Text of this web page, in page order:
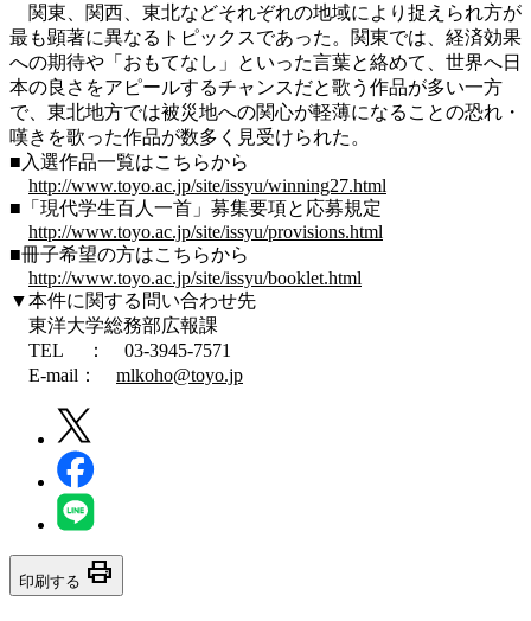
関東、関西、東北などそれぞれの地域により捉えられ方が
最も顕著に異なるトピックスであった。関東では、経済効果
への期待や「おもてなし」といった言葉と絡めて、世界へ日
本の良さをアピールするチャンスだと歌う作品が多い一方
で、東北地方では被災地への関心が軽薄になることの恐れ・
嘆きを歌った作品が数多く見受けられた。
■入選作品一覧はこちらから
http://www.toyo.ac.jp/site/issyu/winning27.html
■「現代学生百人一首」募集要項と応募規定
http://www.toyo.ac.jp/site/issyu/provisions.html
■冊子希望の方はこちらから
http://www.toyo.ac.jp/site/issyu/booklet.html
▼本件に関する問い合わせ先
東洋大学総務部広報課
TEL ： 03-3945-7571
E-mail： mlkoho@toyo.jp
印刷する print